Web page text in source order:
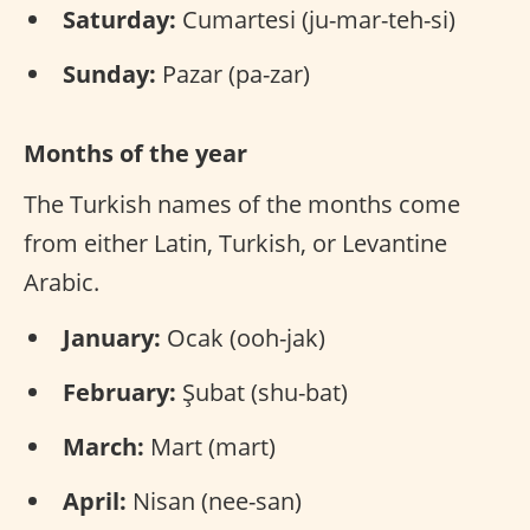
Saturday: Cumartesi (ju-mar-teh-si)
Sunday: Pazar (pa-zar)
Months of the year
The Turkish names of the months come
from either Latin, Turkish, or Levantine
Arabic.
January: Ocak (ooh-jak)
February: Şubat (shu-bat)
March: Mart (mart)
April: Nisan (nee-san)